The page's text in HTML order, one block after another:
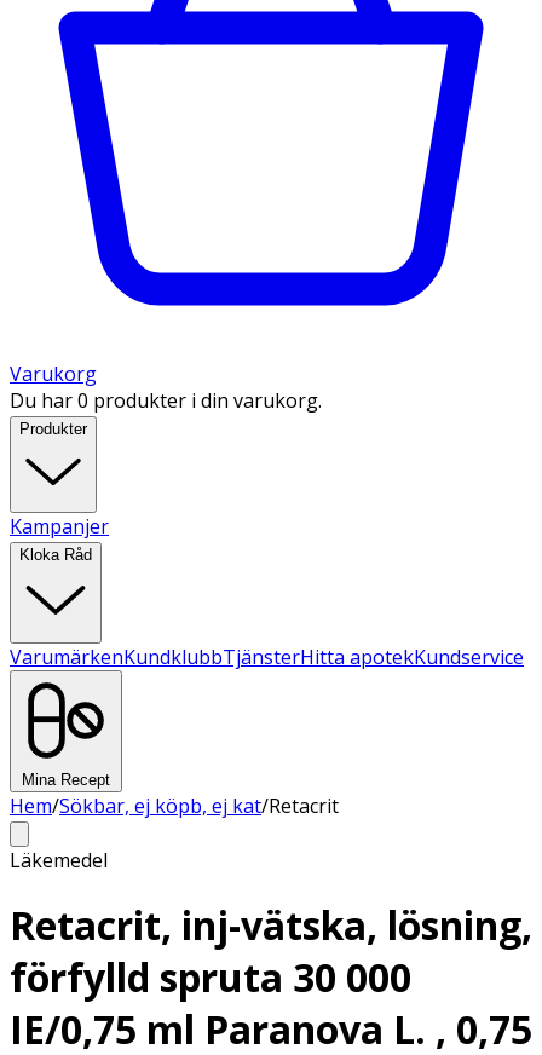
Varukorg
Du har 0 produkter i din varukorg.
Produkter
Kampanjer
Kloka Råd
VarumärkenKundklubbTjänsterHitta apotekKundservice
Mina Recept
Hem/Sökbar, ej köpb, ej kat/Retacrit
Läkemedel
Retacrit, inj-vätska, lösning,
förfylld spruta 30 000
IE/0,75 ml Paranova L. , 0,75